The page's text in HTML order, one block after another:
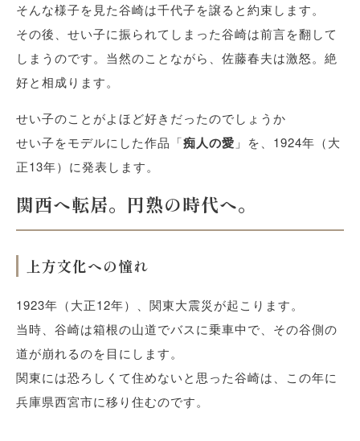
そんな様子を見た谷崎は千代子を譲ると約束します。
その後、せい子に振られてしまった谷崎は前言を翻して
しまうのです。当然のことながら、佐藤春夫は激怒。絶
好と相成ります。
せい子のことがよほど好きだったのでしょうか
せい子をモデルにした作品「痴人の愛 」を、1924年（大
正13年）に発表します。
関西へ転居。円熟の時代へ。
上方文化への憧れ
1923年（大正12年）、関東大震災が起こります。
当時、谷崎は箱根の山道でバスに乗車中で、その谷側の
道が崩れるのを目にします。
関東には恐ろしくて住めないと思った谷崎は、この年に
兵庫県西宮市に移り住むのです。